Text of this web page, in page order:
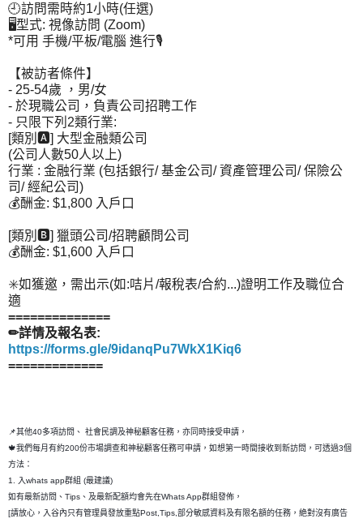
🕘訪問需時約1小時(任選)
🖥️型式: 視像訪問 (Zoom)
*可用 手機/平板/電腦 進行🎙
【被訪者條件】
- 25-54歲 ，男/女
- 於現職公司，負責公司招聘工作
- 只限下列2類行業:
[類別🅰️] 大型金融類公司
(公司人數50人以上)
行業 : 金融行業 (包括銀行/ 基金公司/ 資產管理公司/ 保險公
司/ 經紀公司)
💰酬金: $1,800 入戶口
[類別🅱️] 獵頭公司/招聘顧問公司
💰酬金: $1,600 入戶口
✳️如獲邀，需出示(如:咭片/報稅表/合約...)證明工作及職位合
適
==============
✏詳情及報名表:
https://forms.gle/9idanqPu7WkX1Kiq6
=============
📌其他40多項訪問、 社會民調及神秘顧客任務，亦同時接受申請，
🍁我們每月有約200份市場調查和神秘顧客任務可申請，如想第一時間接收到新訪問，可透過3個
方法：
1. 入whats app群組 (最建議)
如有最新訪問、Tips、及最新配額均會先在Whats App群組發佈，
[請放心，入谷內只有管理員發放重點Post,Tips,部分敏感資料及有限名額的任務，絶對沒有廣告